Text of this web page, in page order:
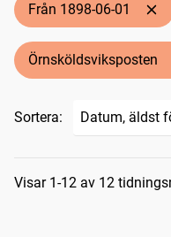
Från 1898-06-01
Örnsköldsviksposten
Sortera:
Visar 1-12 av 12